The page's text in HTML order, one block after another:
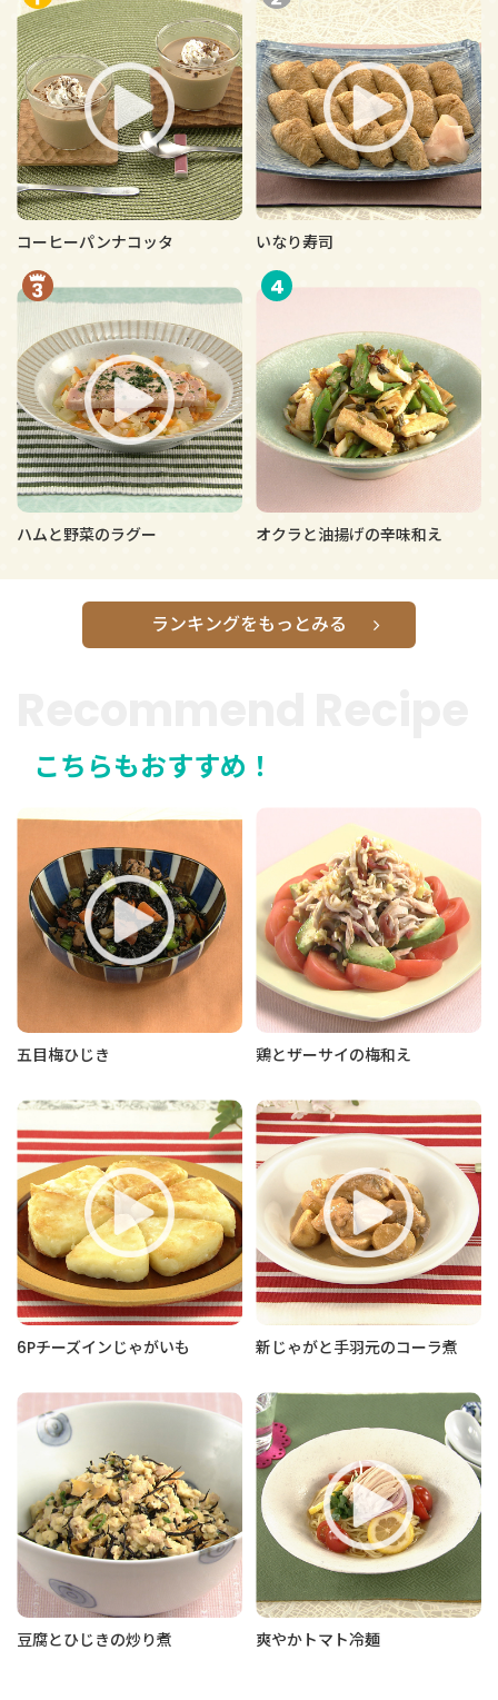
コーヒーパンナコッタ いなり寿司
ハムと野菜のラグー
4
オクラと油揚げの辛味和え
ランキングをもっとみる
こちらもおすすめ！
五目梅ひじき 鶏とザーサイの梅和え
6Pチーズインじゃがいも 新じゃがと手羽元のコーラ煮
豆腐とひじきの炒り煮 爽やかトマト冷麺